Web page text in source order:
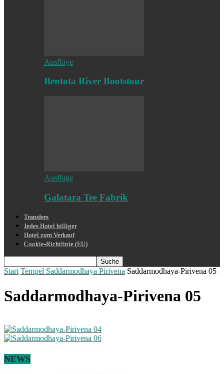
Ausflüge
Bentota River Bootstour
Ausflüge
Galatara Tee Fabrik
Transfers
Jedes Hotel billiger
Hotel zum Verkauf
Cookie-Richtlinie (EU)
Start Tempel Saddarmodhaya Pirivena Saddarmodhaya-Pirivena 05
Saddarmodhaya-Pirivena 05
NEWS